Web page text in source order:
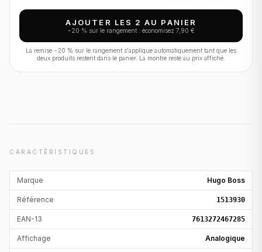
AJOUTER LES 2 AU PANIER
−20 % sur le rangement : économisez 7,90 €
La remise −20 % sur le rangement s'applique automatiquement tant que les
deux produits restent dans le panier. La montre reste au prix affiché.
CARACTÉRISTIQUES
Marque Hugo Boss
Référence 1513930
EAN-13 7613272467285
Affichage Analogique